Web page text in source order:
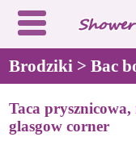
Brodziki > Bac
Taca
glasgow corner